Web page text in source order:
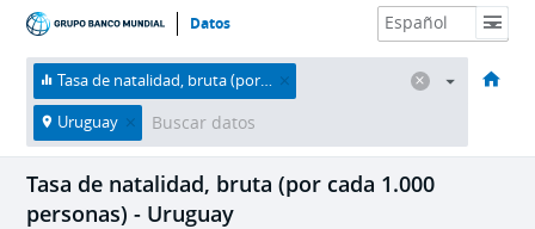
Datos
HOME Economías Temas Datos y recursos Sobre nosotros
Tasa de natalidad, bruta (por cada 1.000 personas)
Uruguay
Tasa de natalidad, bruta (por cada 1.000
personas) - Uruguay